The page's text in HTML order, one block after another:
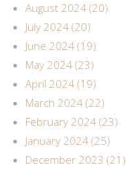
August 2024 (20)
July 2024 (20)
June 2024 (19)
May 2024 (23)
April 2024 (19)
March 2024 (22)
February 2024 (23)
January 2024 (25)
December 2023 (21)